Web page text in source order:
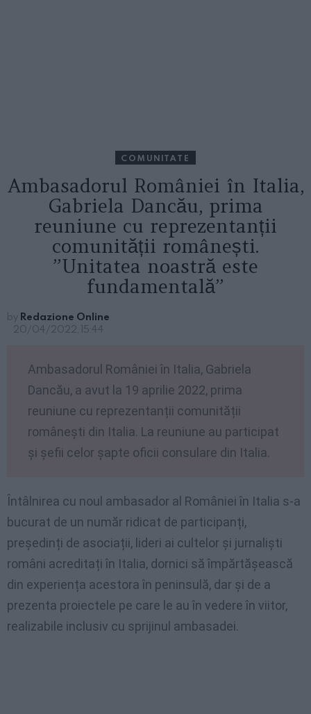
COMUNITATE
Ambasadorul României în Italia,
Gabriela Dancău, prima
reuniune cu reprezentanții
comunității românești.
”Unitatea noastră este
fundamentală”
by Redazione Online
20/04/2022, 15:44
Ambasadorul României în Italia, Gabriela
Dancău, a avut la 19 aprilie 2022, prima
reuniune cu reprezentanții comunității
românești din Italia. La reuniune au participat
și șefii celor șapte oficii consulare din Italia.
Întâlnirea cu noul ambasador al României în Italia s-a
bucurat de un număr ridicat de participanți,
președinți de asociații, lideri ai cultelor și jurnaliști
români acreditați în Italia, dornici să împărtășească
din experiența acestora în peninsulă, dar și de a
prezenta proiectele pe care le au în vedere în viitor,
realizabile inclusiv cu sprijinul ambasadei.